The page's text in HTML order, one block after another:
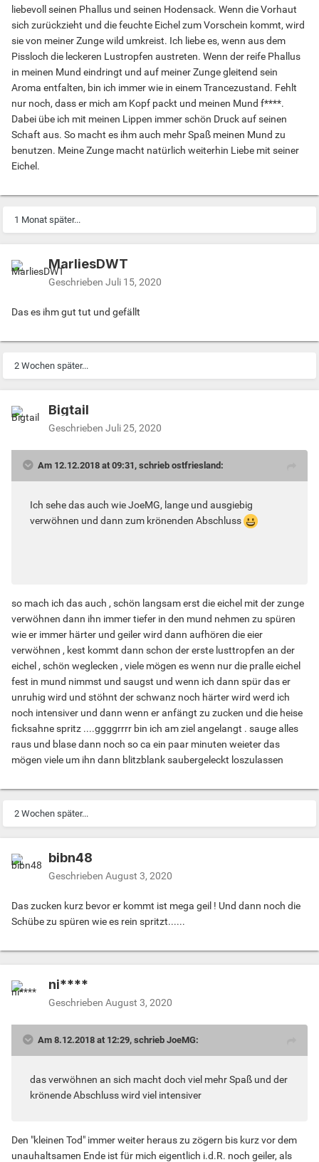
liebevoll seinen Phallus und seinen Hodensack. Wenn die Vorhaut
sich zurückzieht und die feuchte Eichel zum Vorschein kommt, wird
sie von meiner Zunge wild umkreist. Ich liebe es, wenn aus dem
Pissloch die leckeren Lustropfen austreten. Wenn der reife Phallus
in meinen Mund eindringt und auf meiner Zunge gleitend sein
Aroma entfalten, bin ich immer wie in einem Trancezustand. Fehlt
nur noch, dass er mich am Kopf packt und meinen Mund f****.
Dabei übe ich mit meinen Lippen immer schön Druck auf seinen
Schaft aus. So macht es ihm auch mehr Spaß meinen Mund zu
benutzen. Meine Zunge macht natürlich weiterhin Liebe mit seiner
Eichel.
1 Monat später...
MarliesDWT
Geschrieben Juli 15, 2020
Das es ihm gut tut und gefällt
2 Wochen später...
Bigtail
Geschrieben Juli 25, 2020
Am 12.12.2018 at 09:31, schrieb ostfriesland:
Ich sehe das auch wie JoeMG, lange und ausgiebig
verwöhnen und dann zum krönenden Abschluss
so mach ich das auch , schön langsam erst die eichel mit der zunge
verwöhnen dann ihn immer tiefer in den mund nehmen zu spüren
wie er immer härter und geiler wird dann aufhören die eier
verwöhnen , kest kommt dann schon der erste lusttropfen an der
eichel , schön weglecken , viele mögen es wenn nur die pralle eichel
fest in mund nimmst und saugst und wenn ich dann spür das er
unruhig wird und stöhnt der schwanz noch härter wird werd ich
noch intensiver und dann wenn er anfängt zu zucken und die heise
ficksahne spritz ....ggggrrrr bin ich am ziel angelangt . sauge alles
raus und blase dann noch so ca ein paar minuten weieter das
mögen viele um ihn dann blitzblank saubergeleckt loszulassen
2 Wochen später...
bibn48
Geschrieben August 3, 2020
Das zucken kurz bevor er kommt ist mega geil ! Und dann noch die
Schübe zu spüren wie es rein spritzt......
ni****
Geschrieben August 3, 2020
Am 8.12.2018 at 12:29, schrieb JoeMG:
das verwöhnen an sich macht doch viel mehr Spaß und der
krönende Abschluss wird viel intensiver
Den "kleinen Tod" immer weiter heraus zu zögern bis kurz vor dem
unauhaltsamen Ende ist für mich eigentlich i.d.R. noch geiler, als